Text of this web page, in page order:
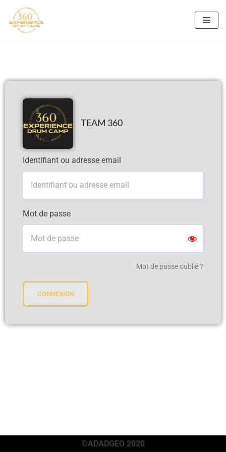
Aller
au
TEAM 360
Identifiant ou adresse email
Mot de passe
Mot de passe oublié ?
CONNEXION
©ADADGEO 2020